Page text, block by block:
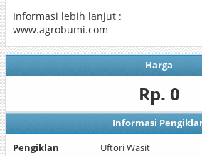
Informasi lebih lanjut :
www.agrobumi.com
Harga
Rp. 0
Informasi
Pengiklan
Uftori Wasit